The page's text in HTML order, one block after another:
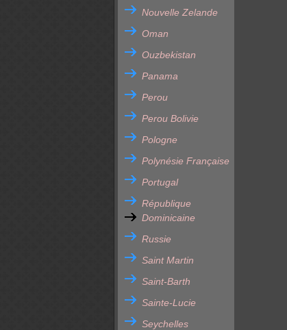
Nouvelle Zelande
Oman
Ouzbekistan
Panama
Perou
Perou Bolivie
Pologne
Polynésie Française
Portugal
République
Dominicaine
Russie
Saint Martin
Saint-Barth
Sainte-Lucie
Seychelles